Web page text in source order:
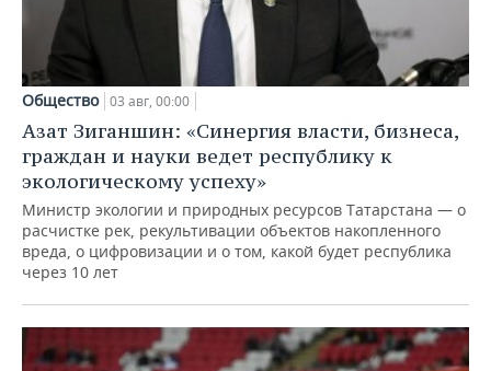
Общество 03 авг, 00:00
Азат Зиганшин: «Синергия власти, бизнеса,
граждан и науки ведет республику к
экологическому успеху»
Министр экологии и природных ресурсов Татарстана — о
расчистке рек, рекультивации объектов накопленного
вреда, о цифровизации и о том, какой будет республика
через 10 лет